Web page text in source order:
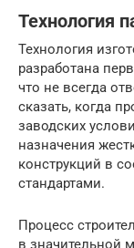
Технология
Технология
разработана
что не всегда
сказать, когда
заводских
назначения
конструкций в
стандартами.
Процесс
в значительной